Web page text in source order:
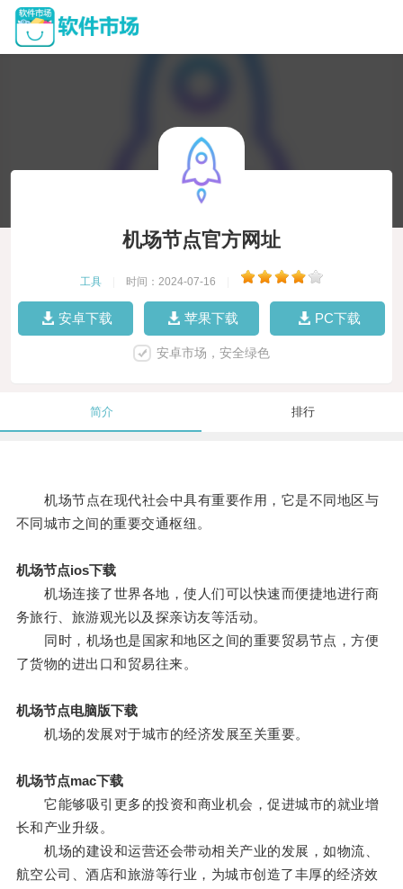
机场节点官方网址
工具 时间：2024-07-16
安卓下载 苹果下载 PC下载
安卓市场，安全绿色
简介 排行
机场节点在现代社会中具有重要作用，它是不同地区与
不同城市之间的重要交通枢纽。
机场节点ios下载
机场连接了世界各地，使人们可以快速而便捷地进行商
务旅行、旅游观光以及探亲访友等活动。
同时，机场也是国家和地区之间的重要贸易节点，方便
了货物的进出口和贸易往来。
机场节点电脑版下载
机场的发展对于城市的经济发展至关重要。
机场节点mac下载
它能够吸引更多的投资和商业机会，促进城市的就业增
长和产业升级。
机场的建设和运营还会带动相关产业的发展，如物流、
航空公司、酒店和旅游等行业，为城市创造了丰厚的经济效